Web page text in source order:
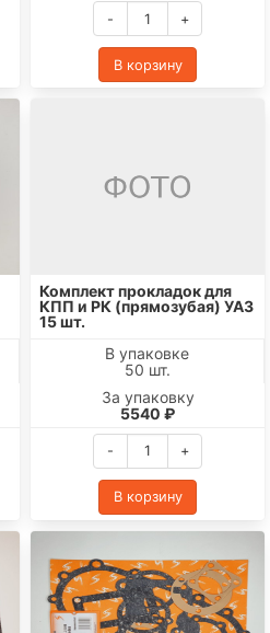
- +
В корзину
Комплект прокладок для
КПП и РК (прямозубая) УАЗ
15 шт.
В упаковке
50 шт.
За упаковку
5540 ₽
- +
В корзину